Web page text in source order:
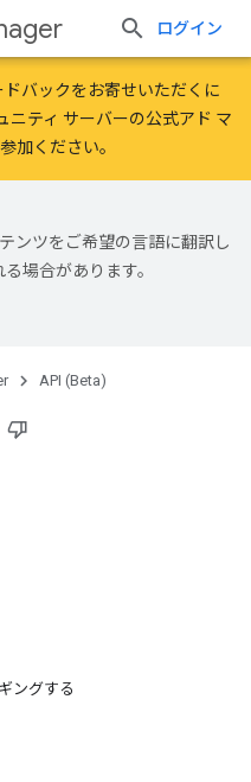
ログイン
バックをお寄せいただくに
ニティ サーバーの公式アド マ
加ください。
ンツをご希望の言語に翻訳し
場合があります。
API (Beta)
ングする